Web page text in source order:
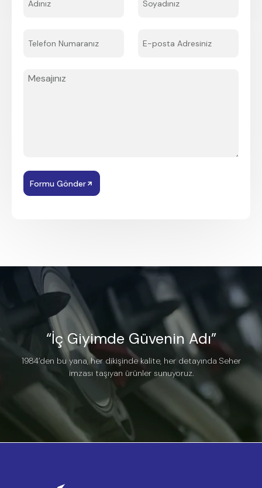
Formu Gönder
“İç Giyimde Güvenin Adı”
1984’den bu yana, her dikişinde kalite, her detayında Seher
imzası taşıyan ürünler sunuyoruz.